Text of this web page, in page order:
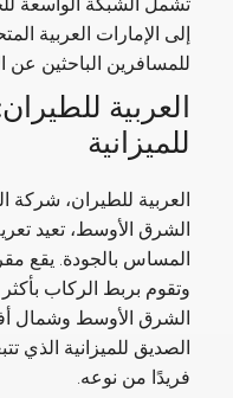
إلى الإمارات العربية
للمسافرين الباحثين عن
العربية
للميزانية
العربية للطيران، شركة
الشرق الأوسط، تعيد
المساس بالجودة. يقع
الشرق الأوسط وشمال
الصديق للميزانية الذي
فريدًا من نوعه.